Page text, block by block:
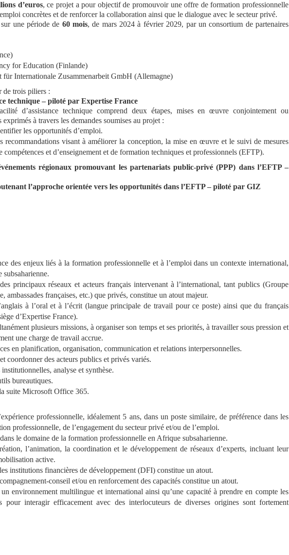
d’euros, ce projet a pour objectif de promouvoir une offre de formation professionnelle
concrètes et de renforcer la collaboration ainsi que le dialogue avec le secteur privé.
une période de 60 mois, de mars 2024 à février 2029, par un consortium de partenaires
for Education (Finlande)
für Internationale Zusammenarbeit GmbH (Allemagne)
de trois piliers :
technique – piloté par Expertise France
d’assistance technique comprend deux étapes, mises en œuvre conjointement ou
exprimés à travers les demandes soumises au projet :
les opportunités d’emploi.
recommandations visant à améliorer la conception, la mise en œuvre et le suivi de mesures
compétences et d’enseignement et de formation techniques et professionnels (EFTP).
régionaux promouvant les partenariats public-privé (PPP) dans l’EFTP –
l’approche orientée vers les opportunités dans l’EFTP – piloté par GIZ
des enjeux liés à la formation professionnelle et à l’emploi dans un contexte international,
principaux réseaux et acteurs français intervenant à l’international, tant publics (Groupe
ambassades françaises, etc.) que privés, constitue un atout majeur.
à l’oral et à l’écrit (langue principale de travail pour ce poste) ainsi que du français
d’Expertise France).
plusieurs missions, à organiser son temps et ses priorités, à travailler sous pression et
une charge de travail accrue.
en planification, organisation, communication et relations interpersonnelles.
coordonner des acteurs publics et privés variés.
analyse et synthèse.
bureautiques.
suite Microsoft Office 365.
professionnelle, idéalement 5 ans, dans un poste similaire, de préférence dans les
professionnelle, de l’engagement du secteur privé et/ou de l’emploi.
le domaine de la formation professionnelle en Afrique subsaharienne.
l’animation, la coordination et le développement de réseaux d’experts, incluant leur
active.
institutions financières de développement (DFI) constitue un atout.
conseil et/ou en renforcement des capacités constitue un atout.
environnement multilingue et international ainsi qu’une capacité à prendre en compte les
pour interagir efficacement avec des interlocuteurs de diverses origines sont fortement